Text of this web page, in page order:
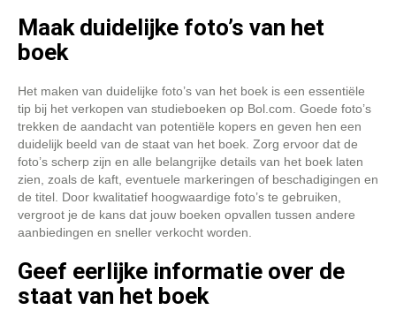
Maak duidelijke foto’s van het
boek
Het maken van duidelijke foto’s van het boek is een essentiële
tip bij het verkopen van studieboeken op Bol.com. Goede foto’s
trekken de aandacht van potentiële kopers en geven hen een
duidelijk beeld van de staat van het boek. Zorg ervoor dat de
foto’s scherp zijn en alle belangrijke details van het boek laten
zien, zoals de kaft, eventuele markeringen of beschadigingen en
de titel. Door kwalitatief hoogwaardige foto’s te gebruiken,
vergroot je de kans dat jouw boeken opvallen tussen andere
aanbiedingen en sneller verkocht worden.
Geef eerlijke informatie over de
staat van het boek